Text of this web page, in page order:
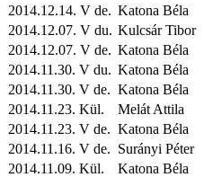
2014.12.14. V de. Katona Béla
2014.12.07. V du. Kulcsár Tibor
2014.12.07. V de. Katona Béla
2014.11.30. V du. Katona Béla
2014.11.30. V de. Katona Béla
2014.11.23. Kül. Melát Attila
2014.11.23. V de. Katona Béla
2014.11.16. V de. Surányi Péter
2014.11.09. Kül. Katona Béla